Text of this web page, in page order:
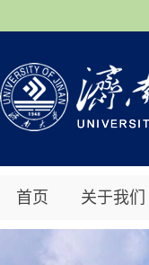
首页 关于我们